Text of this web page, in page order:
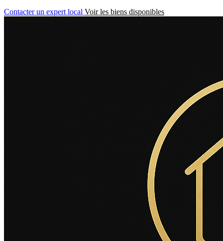
Contacter un expert local Voir les biens disponibles